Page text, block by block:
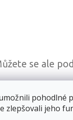
pohodlné
zlepšovali jeho
se ale